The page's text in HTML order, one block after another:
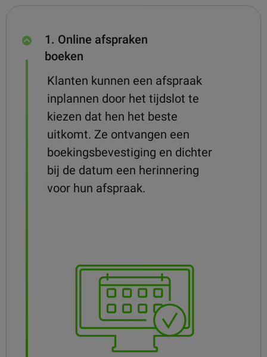
1. Online afspraken
boeken
Klanten kunnen een afspraak
inplannen door het tijdslot te
kiezen dat hen het beste
uitkomt. Ze ontvangen een
boekingsbevestiging en dichter
bij de datum een ​​herinnering
voor hun afspraak.